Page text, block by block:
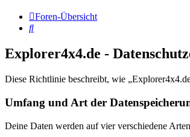
Foren-Übersicht
Suche
Explorer4x4.de -
Diese Richtlinie beschreibt, wie
Umfang und Art der
Deine Daten werden auf vier verschiedene